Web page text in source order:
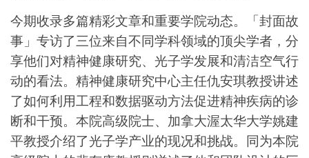
今期收录多篇精彩文章和重要学院动态。
「封面故
事」专访了三位来自不同学科领域的顶尖学者，分
享他们对精神健康研究、光子学发展和清洁空气行
动的看法。精神健康研究中心主任仇安琪教授讲述
了如何利用工程和数据驱动方法促进精神疾病的诊
断和干预。本院高级院士、加拿大渥太华大学姚建
平教授介绍了光子学产业的现况和挑战。同为本院